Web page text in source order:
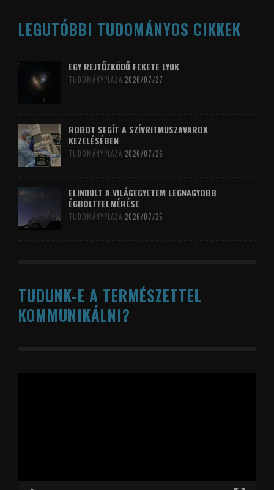
LEGUTÓBBI TUDOMÁNYOS CIKKEK
EGY REJTŐZKÖDŐ FEKETE LYUK
TUDOMÁNYPLÁZA 2026/07/27
ROBOT SEGÍT A SZÍVRITMUSZAVAROK
KEZELÉSÉBEN
TUDOMÁNYPLÁZA 2026/07/26
ELINDULT A VILÁGEGYETEM LEGNAGYOBB
ÉGBOLTFELMÉRÉSE
TUDOMÁNYPLÁZA 2026/07/25
TUDUNK-E A TERMÉSZETTEL
KOMMUNIKÁLNI?